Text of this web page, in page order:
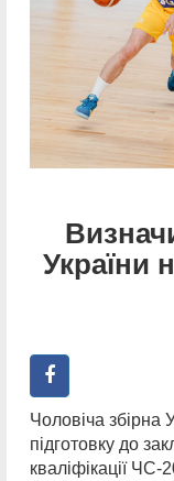
України
Чоловіча збірна
підготовку до
кваліфікації